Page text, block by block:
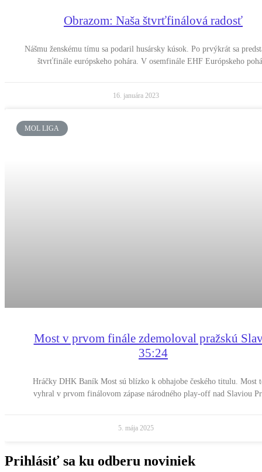
Obrazom: Naša štvrťfinálová radosť
Nášmu ženskému tímu sa podaril husársky kúsok. Po prvýkrát sa
štvrťfinále európskeho pohára. V osemfinále EHF Európskeho
16. januára 2023
MOL LIGA
Most v prvom finále zdemoloval pražskú
35:24
Hráčky DHK Baník Most sú blízko k obhajobe českého titulu. Most
vyhral v prvom finálovom zápase národného play-off nad Slaviou
5. mája 2025
Prihlásiť sa ku odberu noviniek